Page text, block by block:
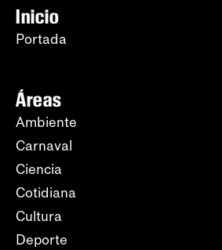
Inicio
Portada
Áreas
Ambiente
Carnaval
Ciencia
Cotidiana
Cultura
Deporte